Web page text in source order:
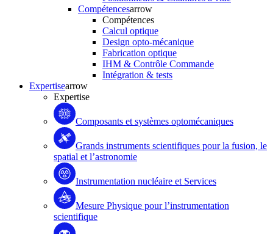
Compétencesarrow
Compétences
Calcul optique
Design opto-mécanique
Fabrication optique
IHM & Contrôle Commande
Intégration & tests
Expertisearrow
Expertise
Composants et systèmes optomécaniques
Grands instruments scientifiques pour la fusion, le
spatial et l’astronomie
Instrumentation nucléaire et Services
Mesure Physique pour l’instrumentation
scientifique